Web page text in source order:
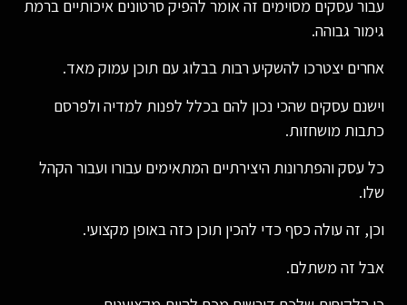
עבור עסקים מסוימים זה אומר להפיק סרטונים איכותיים ברמת
גימור גבוהה.
אחרים יצטרכו להשקיע רבות בבלוג עם תוכן עמוק מאד.
וישנם עסקים שהכי נכון להם בכלל לפנות למדיה ולפרסם
כתבות מושחזות.
כל עסק והפתרונות היצירתיים המתאימים עבורו ועבור הקהל
שלו.
וכן, זה עולה כסף כדי להכין תוכן כזה באופן מקצועי.
אבל זה משתלם.